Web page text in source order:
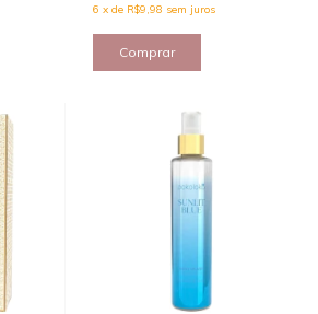
6 x de R$9,98 sem juros